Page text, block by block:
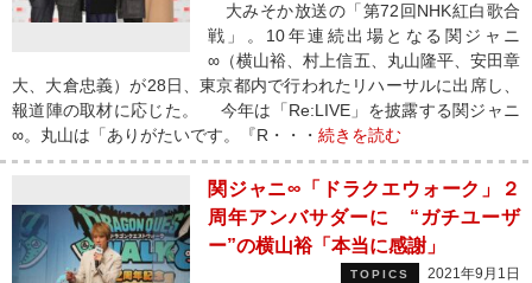
大みそか放送の「第72回NHK紅白歌合
戦」。10年連続出場となる関ジャニ
∞（横山裕、村上信五、丸山隆平、安田章
大、大倉忠義）が28日、東京都内で行われたリハーサルに出席し、
報道陣の取材に応じた。 今年は「Re:LIVE」を披露する関ジャニ
∞。丸山は「ありがたいです。『R・・・ 続きを読む
関ジャニ∞「ドラクエウォーク」２
周年アンバサダーに “ガチユーザ
ー”の横山裕「本当に感謝」
TOPICS 2021年9月1日